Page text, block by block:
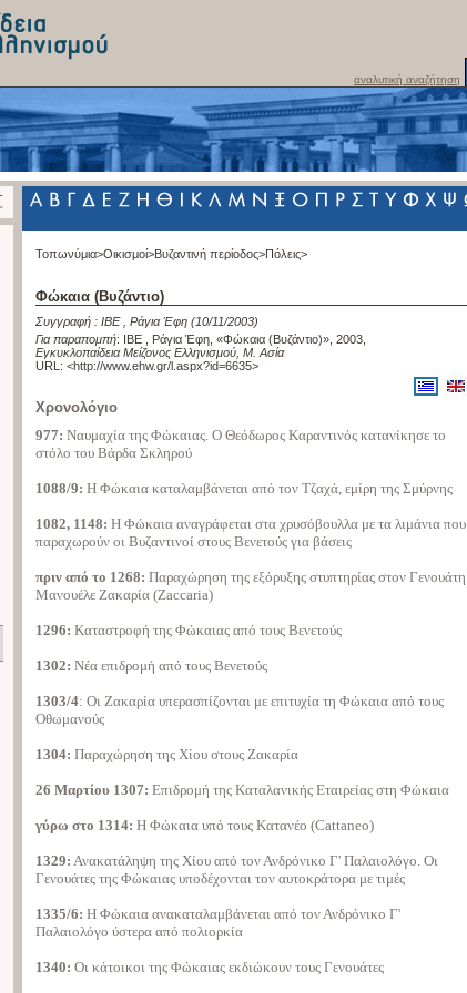
αναλυτική αναζήτηση
Τοπωνύμια>Οικισμοί>Βυζαντινή περίοδος>Πόλεις>
Φώκαια (Βυζάντιο)
Συγγραφή : ΙΒΕ Ράγια Έφη (10/11/2003)
Για παραπομπή: ΙΒΕ , Ράγια Έφη, «Φώκαια (Βυζάντιο)», 2003
Εγκυκλοπαίδεια Μείζονος Ελληνισμού, Μ. Ασία
URL: <http://www.ehw.gr/l.aspx?id=6635>
Χρονολόγιο
977: Ναυμαχία της Φώκαιας. Ο Θεόδωρος Καραντινός κατανίκησε το
στόλο του Βάρδα Σκληρού
1088/9: Η Φώκαια καταλαμβάνεται από τον Τζαχά, εμίρη της Σμύρνης
1082, 1148: Η Φώκαια αναγράφεται στα χρυσόβουλλα με τα λιμάνια που
παραχωρούν οι Βυζαντινοί στους Βενετούς για βάσεις
πριν από το 1268: Παραχώρηση της εξόρυξης στυπτηρίας στον Γενουάτη
Μανουέλε Ζακαρία (Zaccaria)
1296: Καταστροφή της Φώκαιας από τους Βενετούς
1302: Νέα επιδρομή από τους Βενετούς
1303/4: Οι Ζακαρία υπερασπίζονται με επιτυχία τη Φώκαια από τους
Οθωμανούς
1304: Παραχώρηση της Χίου στους Ζακαρία
26 Μαρτίου 1307: Επιδρομή της Καταλανικής Εταιρείας στη Φώκαια
γύρω στο 1314: Η Φώκαια υπό τους Κατανέο (Cattaneo)
1329: Ανακατάληψη της Χίου από τον Ανδρόνικο Γ' Παλαιολόγο. Οι
Γενουάτες της Φώκαιας υποδέχονται τον αυτοκράτορα με τιμές
1335/6: Η Φώκαια ανακαταλαμβάνεται από τον Ανδρόνικο Γ'
Παλαιολόγο ύστερα από πολιορκία
1340: Οι κάτοικοι της Φώκαιας εκδιώκουν τους Γενουάτες